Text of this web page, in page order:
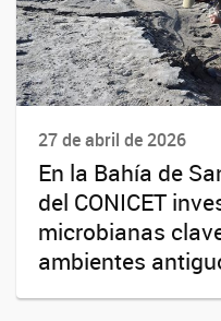
27 de abril de 2026
En la Bahía de
del CONICET
microbianas
ambientes